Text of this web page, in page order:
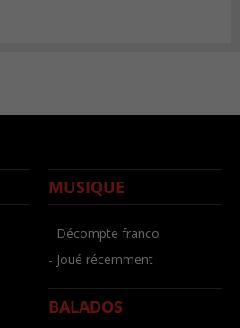
MUSIQUE
- Décompte franco
- Joué récemment
BALADOS